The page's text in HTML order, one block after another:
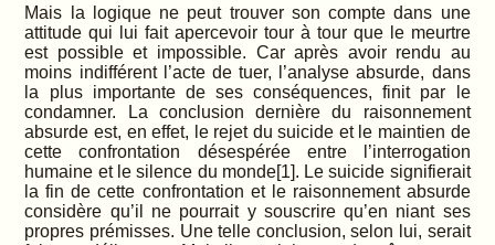
Mais la logique ne peut trouver son compte dans une
attitude qui lui fait apercevoir tour à tour que le meurtre
est possible et impossible. Car après avoir rendu au
moins indifférent l’acte de tuer, l’analyse absurde, dans
la plus importante de ses conséquences, finit par le
condamner. La conclusion dernière du raisonnement
absurde est, en effet, le rejet du suicide et le maintien de
cette confrontation désespérée entre l’interrogation
humaine et le silence du monde[1]. Le suicide signifierait
la fin de cette confrontation et le raisonnement absurde
considère qu’il ne pourrait y souscrire qu’en niant ses
propres prémisses. Une telle conclusion, selon lui, serait